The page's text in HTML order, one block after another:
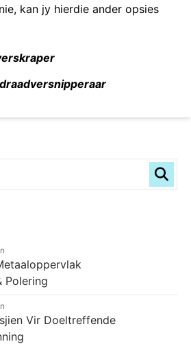
kan jy hierdie ander opsies
Polering
Vir Doeltreffende